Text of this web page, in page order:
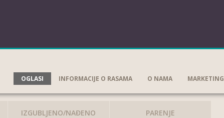
OGLASI INFORMACIJE O RASAMA O NAMA MARKETING
IZGUBLJENO/NAĐENO PARENJE